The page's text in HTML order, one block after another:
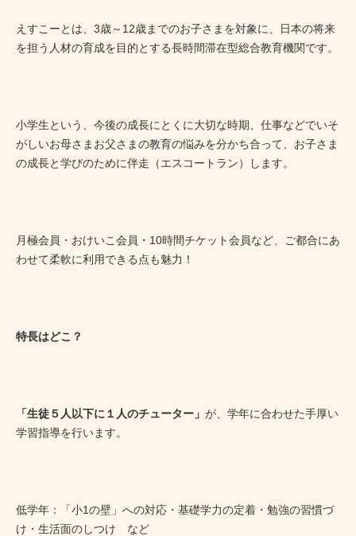
えすこーとは、3歳～12歳までのお子さまを対象に、日本の将来
を担う人材の育成を目的とする長時間滞在型総合教育機関です。
小学生という、今後の成長にとくに大切な時期、仕事などでいそ
がしいお母さまお父さまの教育の悩みを分かち合って、お子さま
の成長と学びのために伴走（エスコートラン）します。
月極会員・おけいこ会員・10時間チケット会員など、ご都合にあ
わせて柔軟に利用できる点も魅力！
特長はどこ？
「生徒５人以下に１人のチューター」 が、学年に合わせた手厚い
学習指導を行います。
低学年：「小1の壁」への対応・基礎学力の定着・勉強の習慣づ
け・生活面のしつけ など